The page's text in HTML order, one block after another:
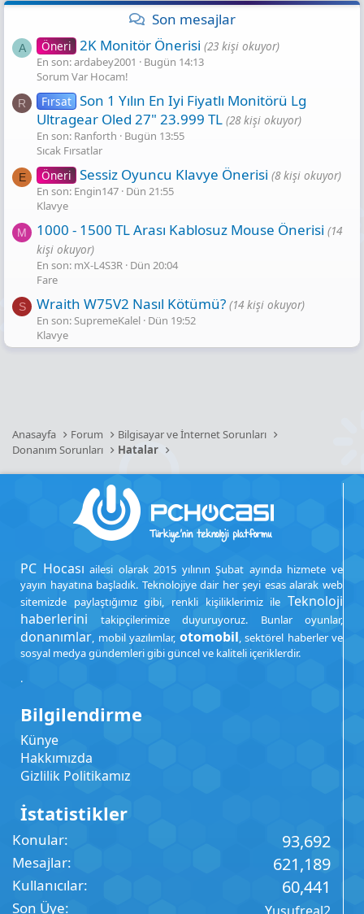
Son mesajlar
A Öneri 2K Monitör Önerisi (23 kişi okuyor)
En son: ardabey2001
Bugün 14:13
Sorum Var Hocam!
R Fırsat Son 1 Yılın En Iyi Fiyatlı Monitörü Lg
Ultragear Oled 27" 23.999 TL (28 kişi okuyor)
En son: Ranforth
Bugün 13:55
Sıcak Fırsatlar
E Öneri Sessiz Oyuncu Klavye Önerisi (8 kişi okuyor)
En son: Engin147 Dün 21:55
Klavye
M 1000 - 1500 TL Arası Kablosuz Mouse Önerisi (14
kişi okuyor)
En son: mX-L4S3R
Dün 20:04
Fare
S Wraith W75V2 Nasıl Kötümü? (14 kişi okuyor)
En son: SupremeKalel Dün 19:52
Klavye
Anasayfa Forum
Bilgisayar ve İnternet Sorunları
Donanım Sorunları
Hatalar
PC Hocası ailesi olarak 2015 yılının Şubat ayında hizmete ve
yayın hayatına başladık. Teknolojiye dair her şeyi esas alarak web
sitemizde paylaştığımız gibi, renkli kişiliklerimiz ile Teknoloji
haberlerini takipçilerimize duyuruyoruz. Bunlar oyunlar,
donanımlar, mobil yazılımlar, otomobil, sektörel haberler ve
sosyal medya gündemleri gibi güncel ve kaliteli içeriklerdir.
.
Bilgilendirme
Künye
Hakkımızda
Gizlilik Politikamız
İstatistikler
Konular 93,692
Mesajlar 621,189
Kullanıcılar 60,441
Son Üye